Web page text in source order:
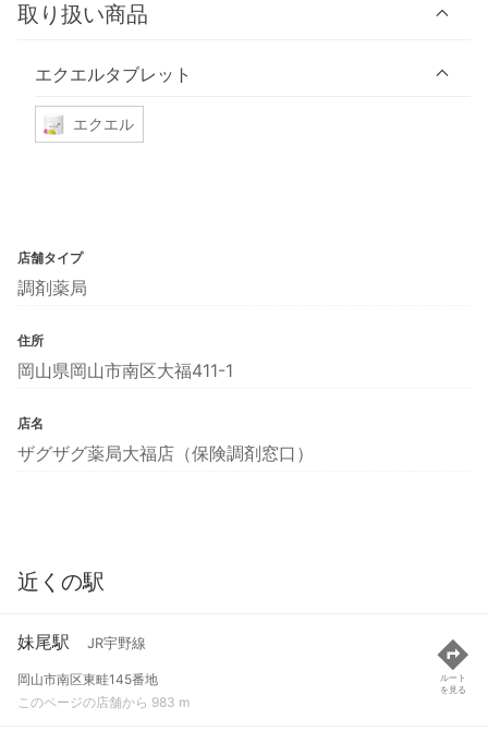
取り扱い商品
エクエルタブレット
エクエル
店舗タイプ
調剤薬局
住所
岡山県岡山市南区大福411-1
店名
ザグザグ薬局大福店（保険調剤窓口）
近くの駅
妹尾駅 JR宇野線
岡山市南区東畦145番地
このページの店舗から 983 m
ルート
を見る